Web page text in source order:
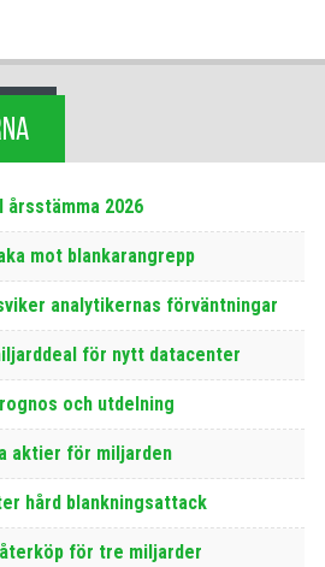
2026
mot blankarangrepp
analytikernas förväntningar
för nytt datacenter
och utdelning
aktier för miljarden
hård blankningsattack
för tre miljarder